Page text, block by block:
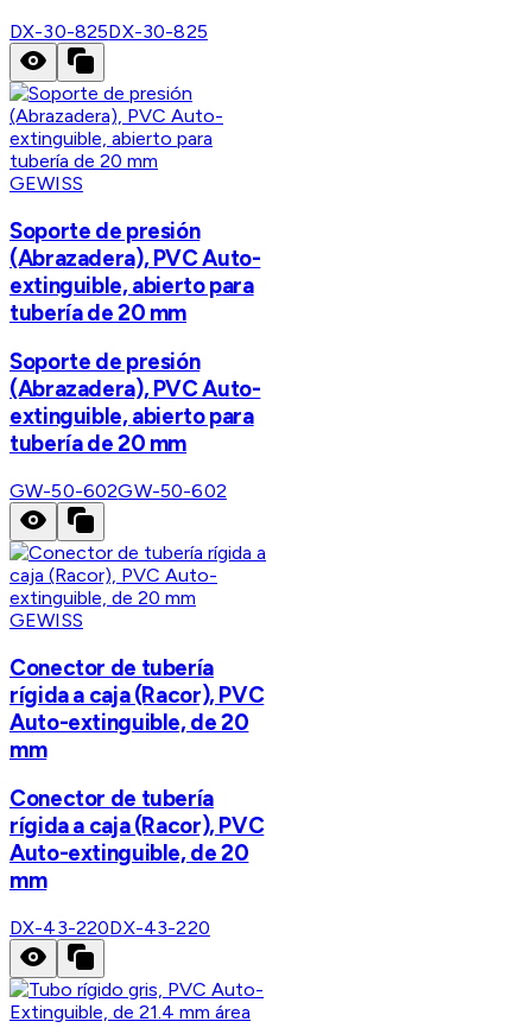
DX-30-825DX-30-825
GEWISS
Soporte de presión
(Abrazadera), PVC Auto-
extinguible, abierto para
tubería de 20 mm
Soporte de presión
(Abrazadera), PVC Auto-
extinguible, abierto para
tubería de 20 mm
GW-50-602GW-50-602
GEWISS
Conector de tubería
rígida a caja (Racor), PVC
Auto-extinguible, de 20
mm
Conector de tubería
rígida a caja (Racor), PVC
Auto-extinguible, de 20
mm
DX-43-220DX-43-220